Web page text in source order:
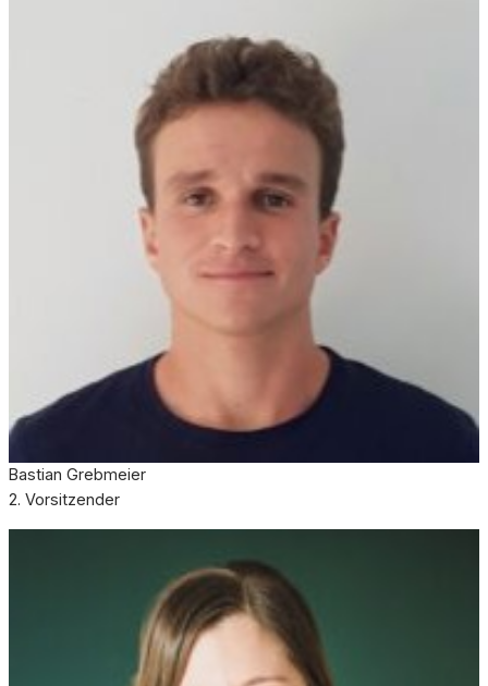
Bastian Grebmeier
2. Vorsitzender